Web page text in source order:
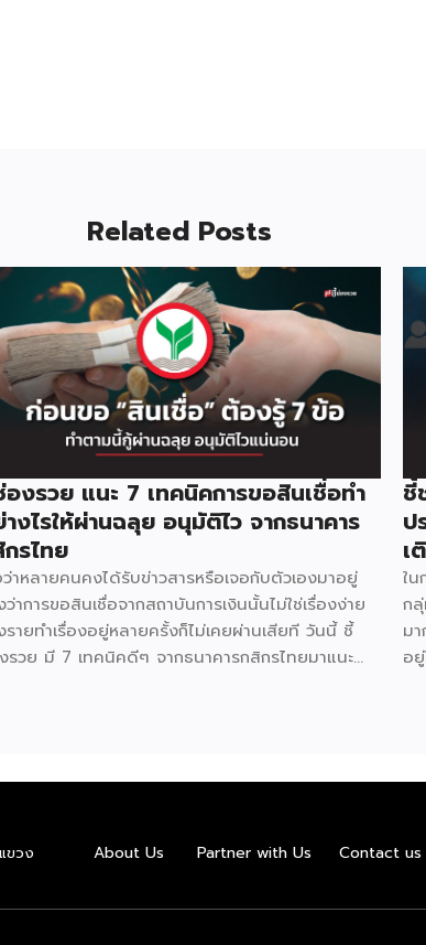
Related Posts
งรวย แนะ 7 เทคนิคการขอสินเชื่อทำ
งไรให้ผ่านฉลุย อนุมัติไว จากธนาคาร
รไทย
ว่าหลายคนคงได้รับข่าวสารหรือเจอกับตัวเองมาอยู่
ว่าการขอสินเชื่อจากสถาบันการเงินนั้นไม่ใช่เรื่องง่าย
รายทำเรื่องอยู่หลายครั้งก็ไม่เคยผ่านเสียที วันนี้ ชี้
รวย มี 7 เทคนิคดีๆ จากธนาคารกสิกรไทยมาแนะนำ
ชี้
ป
เ
ใ
ก
ม
อ
ขวง
About Us Partner with Us Contact us